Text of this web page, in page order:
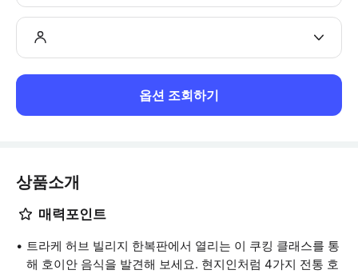
옵션 조회하기
상품소개
매력포인트
트라케 허브 빌리지 한복판에서 열리는 이 쿠킹 클래스를 통
해 호이안 음식을 발견해 보세요. 현지인처럼 4가지 전통 호